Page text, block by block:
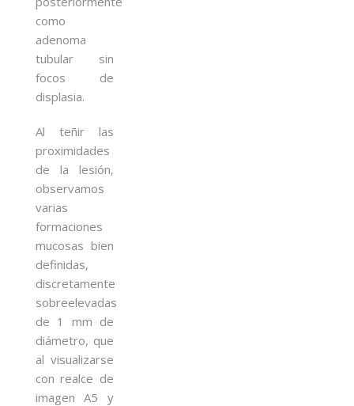
como
adenoma
tubular sin
focos de
displasia.
Al teñir las
proximidades
de la lesión,
observamos
varias
formaciones
mucosas bien
definidas,
discretamente
sobreelevadas
de 1 mm de
diámetro, que
al visualizarse
con realce de
imagen A5 y